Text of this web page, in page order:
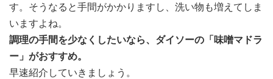
す。そうなると手間がかかりますし、洗い物も増えてしま
いますよね。
調理の手間を少なくしたいなら、ダイソーの「味噌マドラ
ー」がおすすめ。
早速紹介していきましょう。